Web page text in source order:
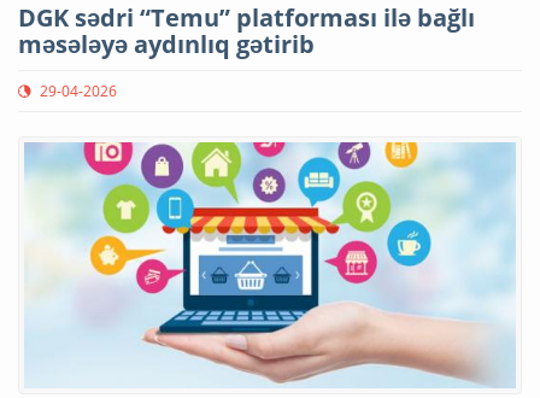
DGK sədri “Temu” platforması ilə bağlı
məsələyə aydınlıq gətirib
29-04-2026